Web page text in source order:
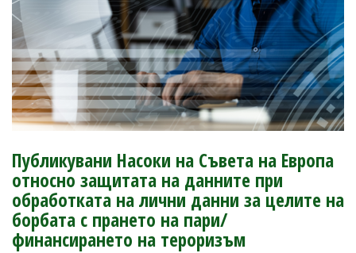
Публикувани Насоки на Съвета на Европа
относно защитата на данните при
обработката на лични данни за целите на
борбата с прането на пари/
финансирането на тероризъм